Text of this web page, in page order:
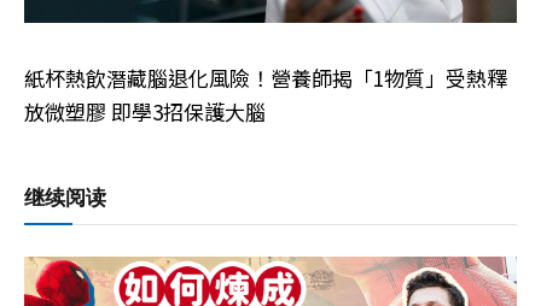
紙杯熱飲潛藏腦退化風險！營養師揭「1物質」受熱釋
放微塑膠 即學3招保護大腦
继续阅读